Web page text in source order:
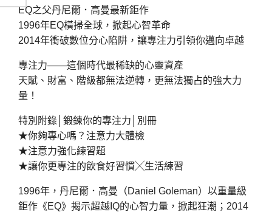
EQ之父丹尼爾．高曼最新鉅作
1996年EQ橫掃全球，掀起心智革命
2014年衝破數位分心陷阱，讓專注力引領你邁向卓越
專注力——這個時代最稀缺的心靈資產
天賦、財富、階級都無法逆轉，更無法獨占的強大力
量！
特別附錄│鍛鍊你的專注力│別冊
★你夠專心嗎？注意力大體檢
★注意力強化練習題
★讓你更專注的飲食好習慣╳生活練習
1996年，丹尼爾．高曼（Daniel Goleman）以重量級
鉅作《EQ》揭示超越IQ的心智力量，掀起狂潮；2014